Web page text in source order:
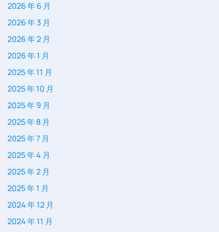
2026 年 6 月
2026 年 3 月
2026 年 2 月
2026 年 1 月
2025 年 11 月
2025 年 10 月
2025 年 9 月
2025 年 8 月
2025 年 7 月
2025 年 4 月
2025 年 2 月
2025 年 1 月
2024 年 12 月
2024 年 11 月